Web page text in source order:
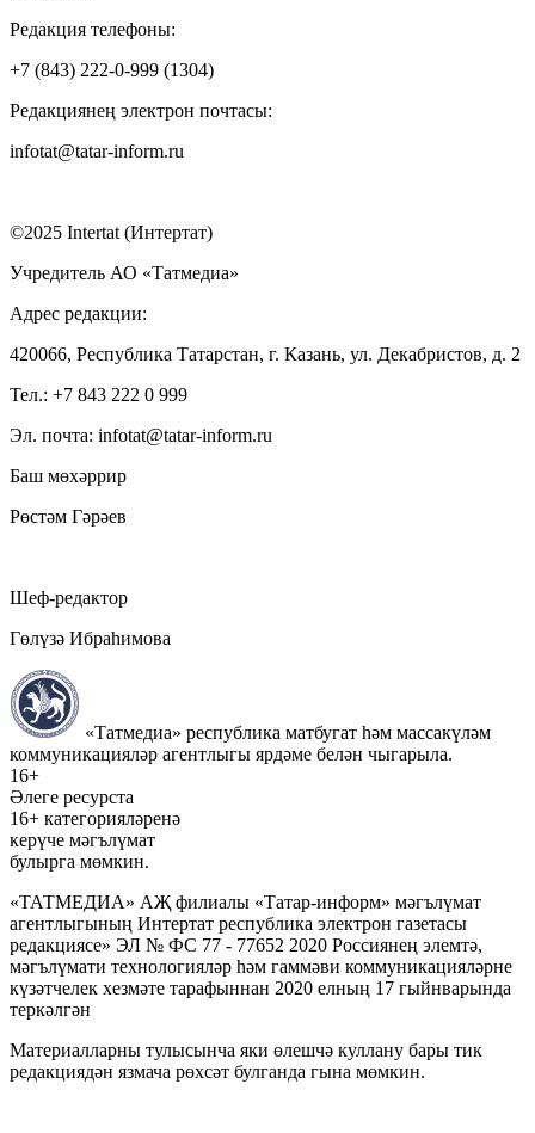
Редакция телефоны:
+7 (843) 222-0-999 (1304)
Редакциянең электрон почтасы:
infotat@tatar-inform.ru
©2025 Intertat (Интертат)
Учредитель АО «Татмедиа»
Адрес редакции:
420066, Республика Татарстан, г. Казань, ул. Декабристов, д. 2
Тел.: +7 843 222 0 999
Эл. почта: infotat@tatar-inform.ru
Баш мөхәррир
Рөстәм Гәрәев
Шеф-редактор
Гөлүзә Ибраһимова
«Татмедиа» республика матбугат һәм массакүләм
коммуникацияләр агентлыгы ярдәме белән чыгарыла.
16+
Әлеге ресурста
16+ категорияләренә
керүче мәгълүмат
булырга мөмкин.
«ТАТМЕДИА» АҖ филиалы «Татар-информ» мәгълүмат
агентлыгының Интертат республика электрон газетасы
редакциясе» ЭЛ № ФС 77 - 77652 2020 Россиянең элемтә,
мәгълүмати технологияләр һәм гаммәви коммуникацияләрне
күзәтчелек хезмәте тарафыннан 2020 елның 17 гыйнварында
теркәлгән
Материалларны тулысынча яки өлешчә куллану бары тик
редакциядән язмача рөхсәт булганда гына мөмкин.